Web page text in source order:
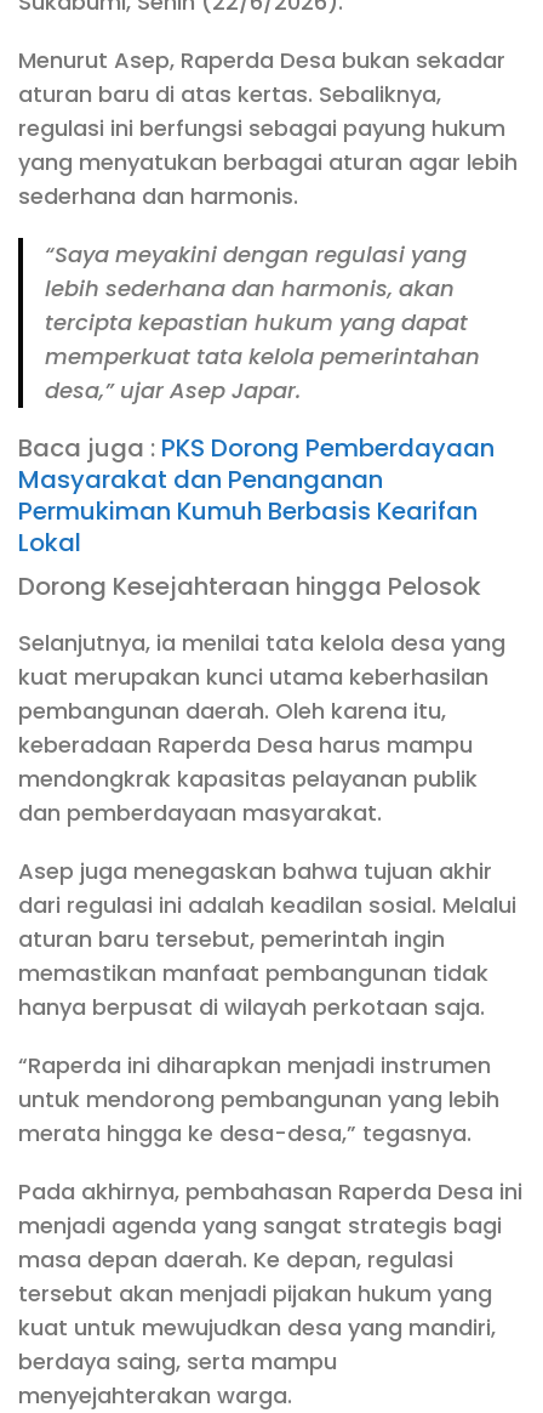
Menurut Asep, Raperda Desa bukan sekadar
aturan baru di atas kertas. Sebaliknya,
regulasi ini berfungsi sebagai payung hukum
yang menyatukan berbagai aturan agar lebih
sederhana dan harmonis.
“Saya meyakini dengan regulasi yang
lebih sederhana dan harmonis, akan
tercipta kepastian hukum yang dapat
memperkuat tata kelola pemerintahan
desa,” ujar Asep Japar.
Baca juga : PKS Dorong Pemberdayaan
Masyarakat dan Penanganan
Permukiman Kumuh Berbasis Kearifan
Lokal
Dorong Kesejahteraan hingga Pelosok
Selanjutnya, ia menilai tata kelola desa yang
kuat merupakan kunci utama keberhasilan
pembangunan daerah. Oleh karena itu,
keberadaan Raperda Desa harus mampu
mendongkrak kapasitas pelayanan publik
dan pemberdayaan masyarakat.
Asep juga menegaskan bahwa tujuan akhir
dari regulasi ini adalah keadilan sosial. Melalui
aturan baru tersebut, pemerintah ingin
memastikan manfaat pembangunan tidak
hanya berpusat di wilayah perkotaan saja.
“Raperda ini diharapkan menjadi instrumen
untuk mendorong pembangunan yang lebih
merata hingga ke desa-desa,” tegasnya.
Pada akhirnya, pembahasan Raperda Desa ini
menjadi agenda yang sangat strategis bagi
masa depan daerah. Ke depan, regulasi
tersebut akan menjadi pijakan hukum yang
kuat untuk mewujudkan desa yang mandiri,
berdaya saing, serta mampu
menyejahterakan warga.